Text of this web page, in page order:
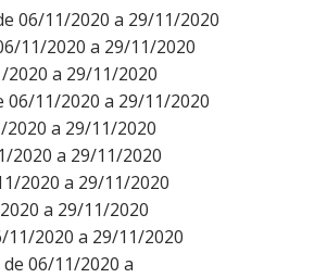
06/11/2020 a 29/11/2020
11/2020 a 29/11/2020
2020 a 29/11/2020
06/11/2020 a 29/11/2020
2020 a 29/11/2020
2020 a 29/11/2020
2020 a 29/11/2020
a 29/11/2020
11/2020 a 29/11/2020
de 06/11/2020 a